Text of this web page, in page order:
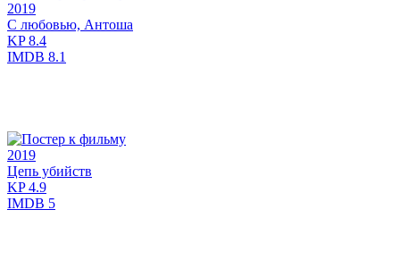
2019
С любовью, Антоша
KP8.4
IMDB 8.1
2019
Цепь убийств
KP4.9
IMDB 5